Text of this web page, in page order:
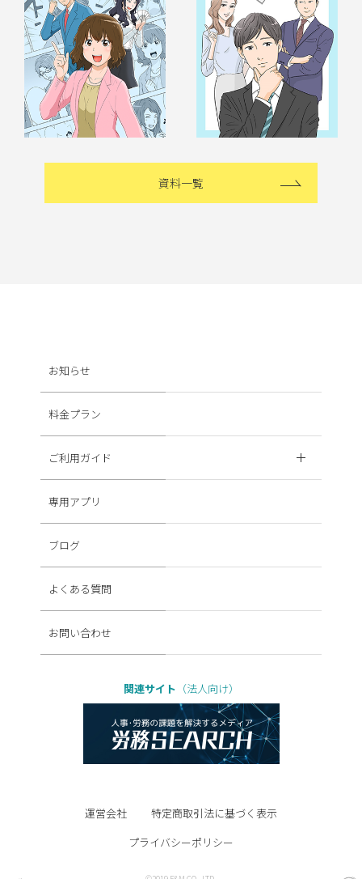
資料一覧
お知らせ
料金プラン
ご利用ガイド
専用アプリ
ブログ
よくある質問
お問い合わせ
関連サイト （法人向け）
運営会社
特定商取引法に基づく表示
プライバシーポリシー